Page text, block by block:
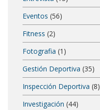
Eventos (56)
Fitness (2)
Fotografia (1)
Gestión Deportiva (35)
Inspección Deportiva (8)
Investigación (44)